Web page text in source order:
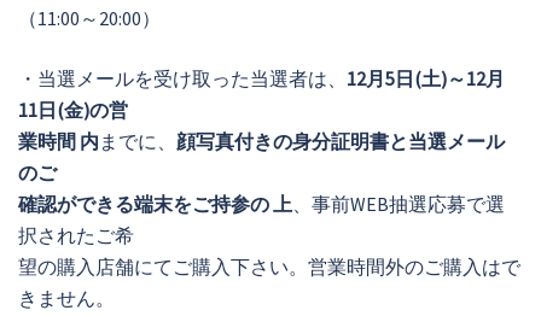
（11:00～20:00）
・当選メールを受け取った当選者は、 12月5日(土)～12月
11日(金)の営
業時間 内 までに、 顔写真付きの身分証明書と当選メール
のご
確認ができる端末をご持参の 上、事前WEB抽選応募で選
択されたご希
望の購入店舗にてご購入下さい。営業時間外のご購入はで
きません。